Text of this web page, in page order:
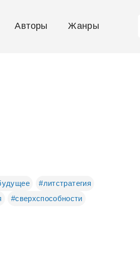
Авторы Жанры
#литстратегия
#сверхспособности